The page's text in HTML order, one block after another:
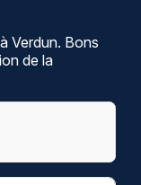
Verdun. Bons
de la